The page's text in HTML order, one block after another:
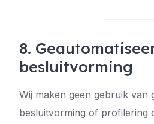
8.
besluitvorming
Wij maken geen gebruik van
besluitvorming of profilering